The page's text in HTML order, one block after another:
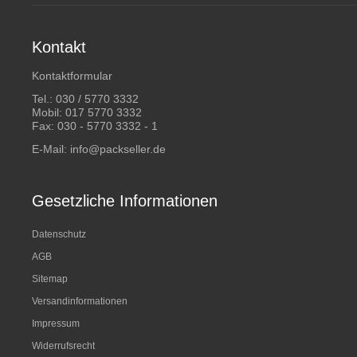
Kontakt
Kontaktformular
Tel.: 030 / 5770 3332
Mobil: 017 5770 3332
Fax: 030 - 5770 3332 - 1
E-Mail: info@packseller.de
Gesetzliche Informationen
Datenschutz
AGB
Sitemap
Versandinformationen
Impressum
Widerrufsrecht